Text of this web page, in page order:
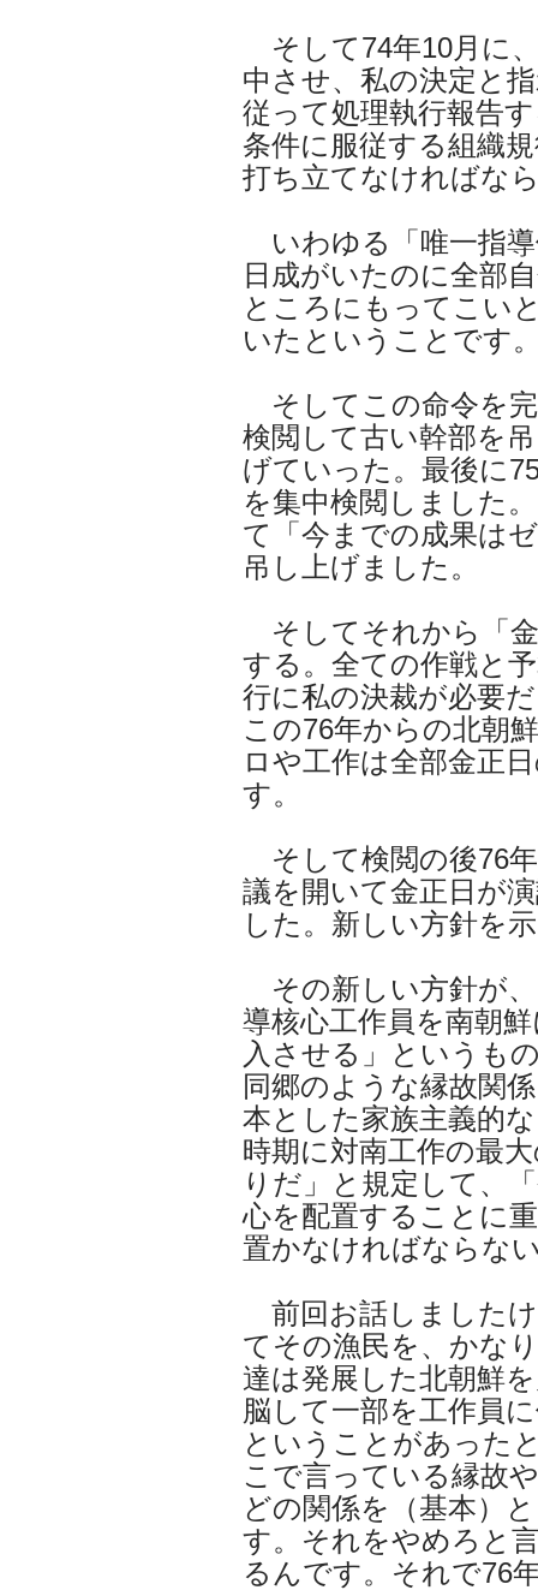
そして74年10月に
中させ、私の決定と
従って処理執行報告
条件に服従する組織
打ち立てなければな
いわゆる「唯一指
日成がいたのに全部
ところにもってこい
いたということです
そしてこの命令を
検閲して古い幹部を
げていった。最後に
を集中検閲しました
て「今までの成果は
吊し上げました。
そしてそれから「
する。全ての作戦と
行に私の決裁が必要
この76年からの北朝
ロや工作は全部金正
す。
そして検閲の後76
議を開いて金正日が
した。新しい方針を
その新しい方針が
導核心工作員を南朝
入させる」というも
同郷のような縁故関
本とした家族主義的
時期に対南工作の最
りだ」と規定して、
心を配置することに
置かなければならな
前回お話しました
てその漁民を、かな
達は発展した北朝鮮
脳して一部を工作員
ということがあった
こで言っている縁故
どの関係を（基本）
す。それをやめろと
るんです。それで76